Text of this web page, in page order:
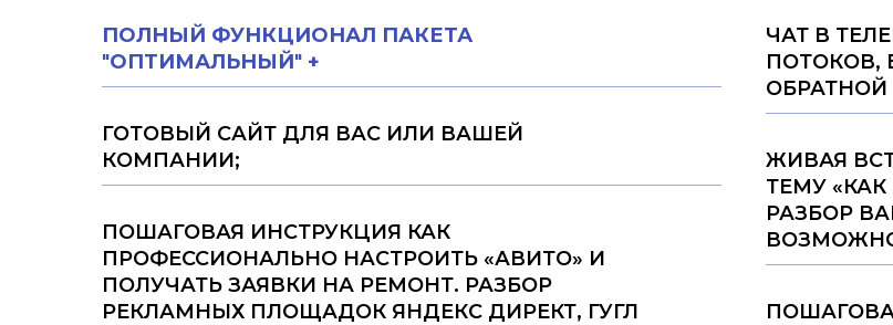
ПОЛНЫЙ ФУНКЦИОНАЛ ПАКЕТА
"ОПТИМАЛЬНЫЙ" +
ГОТОВЫЙ САЙТ ДЛЯ ВАС ИЛИ ВАШЕЙ
КОМПАНИИ;
ПОШАГОВАЯ ИНСТРУКЦИЯ КАК
ПРОФЕССИОНАЛЬНО НАСТРОИТЬ «АВИТО» И
ПОЛУЧАТЬ ЗАЯВКИ НА РЕМОНТ. РАЗБОР
РЕКЛАМНЫХ ПЛОЩАДОК ЯНДЕКС ДИРЕКТ, ГУГЛ
ЧАТ В
ПОТОКОВ,
ОБРАТНОЙ
ЖИВАЯ
ТЕМУ
РАЗБОР